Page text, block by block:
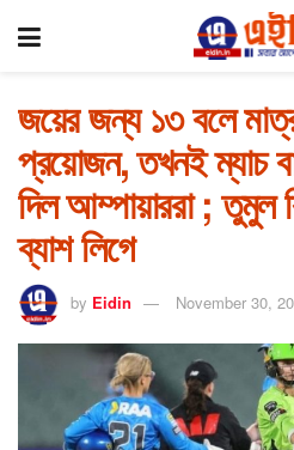
জয়ের জন্য ১৩ বলে
প্রয়োজন, তখনই ম্যাচ
দিল আম্পায়াররা ; তুমুল
ব্যাশ লিগে
by Eidin November 30,